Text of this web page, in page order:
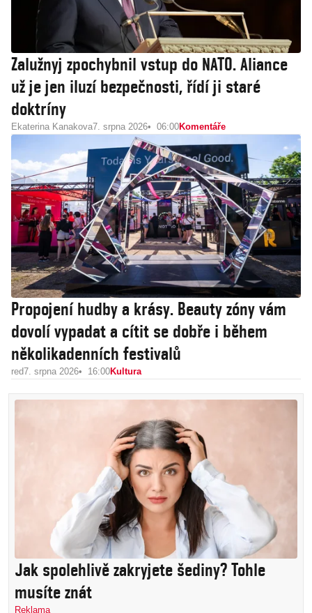
Zalužnyj zpochybnil vstup do NATO. Aliance
už je jen iluzí bezpečnosti, řídí ji staré
doktríny
Ekaterina Kanakova7. srpna 2026 06:00Komentáře
Propojení hudby a krásy. Beauty zóny vám
dovolí vypadat a cítit se dobře i během
několikadenních festivalů
red7. srpna 2026 16:00Kultura
Jak spolehlivě zakryjete šediny? Tohle
musíte znát
Reklama